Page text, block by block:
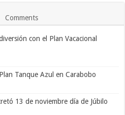
Comments
con el Plan Vacacional
Tanque Azul en Carabobo
13 de noviembre día de Júbilo